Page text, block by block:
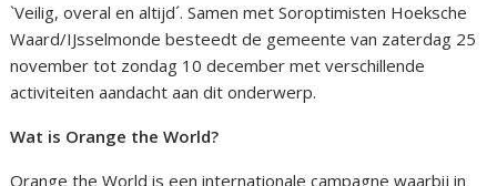
`Veilig, overal en altijd´. Samen met Soroptimisten Hoeksche
Waard/IJsselmonde besteedt de gemeente van zaterdag 25
november tot zondag 10 december met verschillende
activiteiten aandacht aan dit onderwerp.
Wat is Orange the World?
Orange the World is een internationale campagne waarbij in